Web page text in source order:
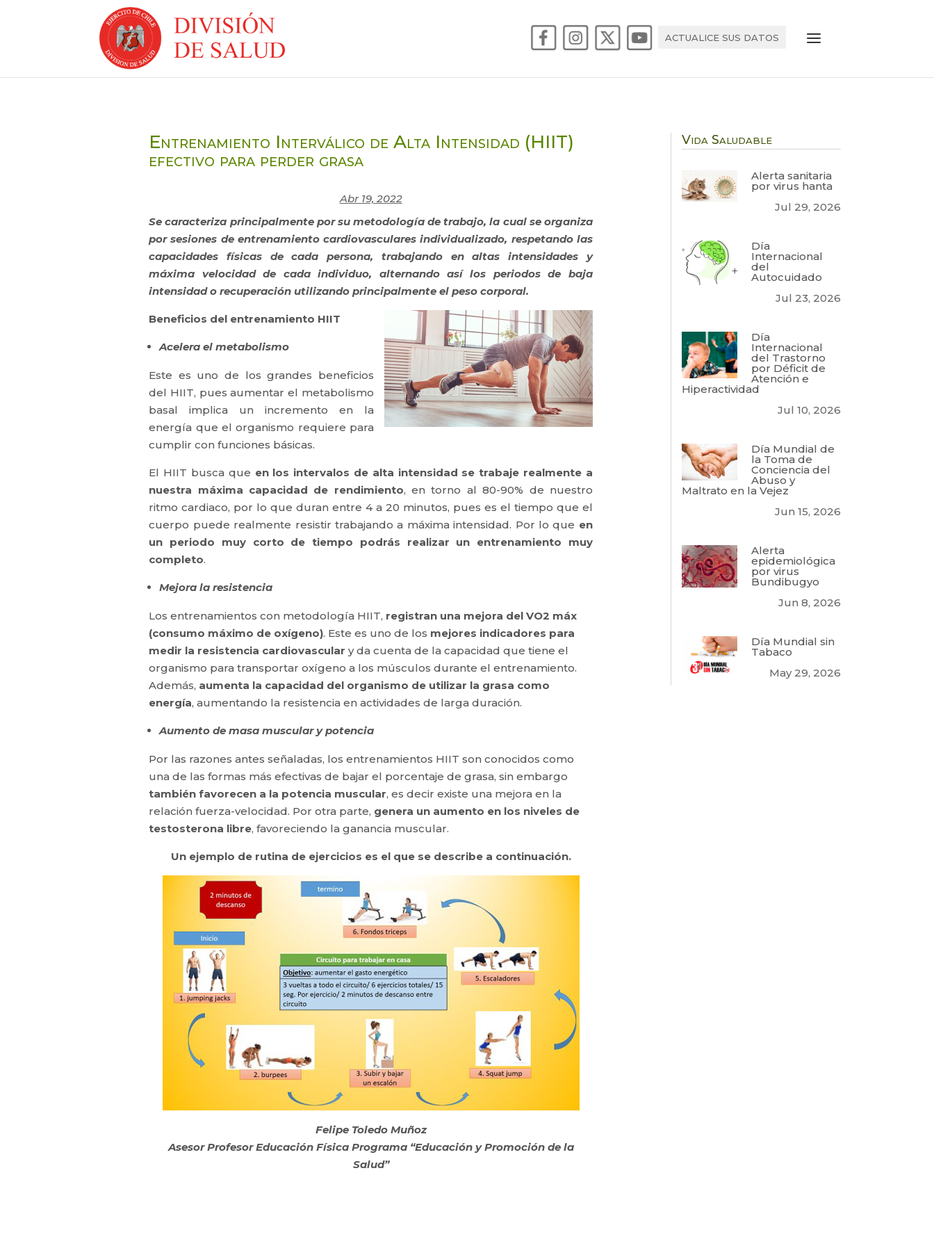
ACTUALICE SUS DATOS
Entrenamiento Interválico de Alta Intensidad (HIIT)
efectivo para perder grasa
Abr 19, 2022
Se caracteriza principalmente por su metodología de trabajo, la cual se organiza
por sesiones de entrenamiento cardiovasculares individualizado, respetando las
capacidades físicas de cada persona, trabajando en altas intensidades y
máxima velocidad de cada individuo, alternando así los periodos de baja
intensidad o recuperación utilizando principalmente el peso corporal.
Beneficios del entrenamiento HIIT
Acelera el metabolismo
Este es uno de los grandes beneficios
del HIIT, pues aumentar el metabolismo
basal implica un incremento en la
energía que el organismo requiere para
cumplir con funciones básicas.
El HIIT busca que en los intervalos de alta intensidad se trabaje realmente a
nuestra máxima capacidad de rendimiento, en torno al 80-90% de nuestro
ritmo cardiaco, por lo que duran entre 4 a 20 minutos, pues es el tiempo que el
cuerpo puede realmente resistir trabajando a máxima intensidad. Por lo que en
un periodo muy corto de tiempo podrás realizar un entrenamiento muy
completo.
Mejora la resistencia
Los entrenamientos con metodología HIIT, registran una mejora del VO2 máx
(consumo máximo de oxígeno). Este es uno de los mejores indicadores para
medir la resistencia cardiovascular y da cuenta de la capacidad que tiene el
organismo para transportar oxígeno a los músculos durante el entrenamiento.
Además, aumenta la capacidad del organismo de utilizar la grasa como
energía, aumentando la resistencia en actividades de larga duración.
Aumento de masa muscular y potencia
Por las razones antes señaladas, los entrenamientos HIIT son conocidos como
una de las formas más efectivas de bajar el porcentaje de grasa, sin embargo
también favorecen a la potencia muscular, es decir existe una mejora en la
relación fuerza-velocidad. Por otra parte, genera un aumento en los niveles de
testosterona libre, favoreciendo la ganancia muscular.
Un ejemplo de rutina de ejercicios es el que se describe a continuación.
Felipe Toledo Muñoz
Asesor Profesor Educación Física Programa “Educación y Promoción de la
Salud”
Vida Saludable
Alerta sanitaria
por virus hanta
Jul 29, 2026
Día
Internacional
del
Autocuidado
Jul 23, 2026
Día
Internacional
del Trastorno
por Déficit de
Atención e
Hiperactividad
Jul 10, 2026
Día Mundial de
la Toma de
Conciencia del
Abuso y
Maltrato en la Vejez
Jun 15, 2026
Alerta
epidemiológica
por virus
Bundibugyo
Jun 8, 2026
Día Mundial sin
Tabaco
May 29, 2026